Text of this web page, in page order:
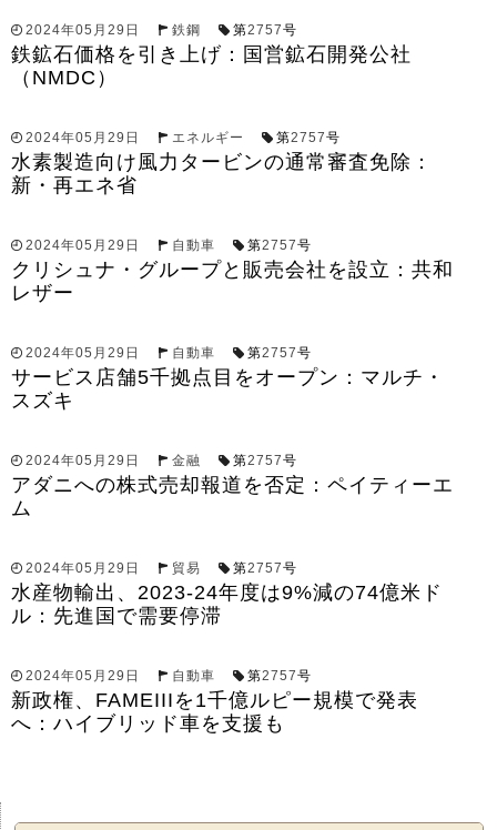
2024年05月29日 鉄鋼 第2757号
鉄鉱石価格を引き上げ：国営鉱石開発公社
（NMDC）
2024年05月29日 エネルギー 第2757号
水素製造向け風力タービンの通常審査免除：
新・再エネ省
2024年05月29日 自動車 第2757号
クリシュナ・グループと販売会社を設立：共和
レザー
2024年05月29日 自動車 第2757号
サービス店舗5千拠点目をオープン：マルチ・
スズキ
2024年05月29日 金融 第2757号
アダニへの株式売却報道を否定：ペイティーエ
ム
2024年05月29日 貿易 第2757号
水産物輸出、2023-24年度は9%減の74億米ド
ル：先進国で需要停滞
2024年05月29日 自動車 第2757号
新政権、FAMEIIIを1千億ルピー規模で発表
へ：ハイブリッド車を支援も